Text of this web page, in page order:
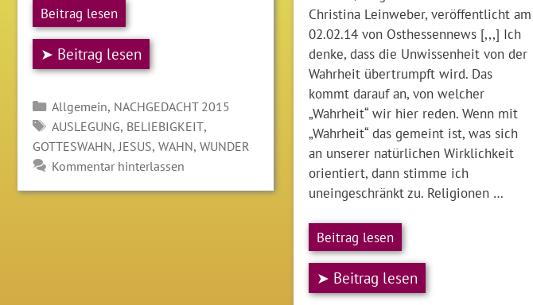
Beitrag lesen
➤ Beitrag lesen
Kategorien
Allgemein, NACHGEDACHT 2015
SCHLAGWÖRTER
AUSLEGUNG, BELIEBIGKEIT,
GOTTESWAHN,JESUS,WAHN,WUNDER
Kommentar hinterlassen
Christina Leinweber, veröffentlicht am
02.02.14 von Osthessennews [,,,] Ich
denke, dass die Unwissenheit von der
Wahrheit übertrumpft wird. Das
kommt darauf an, von welcher
„Wahrheit“ wir hier reden. Wenn mit
„Wahrheit“ das gemeint ist, was sich
an unserer natürlichen Wirklichkeit
orientiert, dann stimme ich
uneingeschränkt zu. Religionen …
Beitrag lesen
➤ Beitrag lesen